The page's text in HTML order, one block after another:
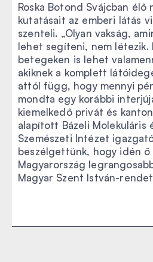
Roska Botond Svájcban élő
kutatásait az emberi látás
szenteli. „Olyan vakság,
lehet segíteni, nem létezik.
betegeken is lehet
akiknek a komplett
attól függ, hogy mennyi
mondta egy korábbi
kiemelkedő privát és
alapított Bázeli Molekuláris
Szemészeti Intézet
beszélgettünk, hogy idén
Magyarország
Magyar Szent István-